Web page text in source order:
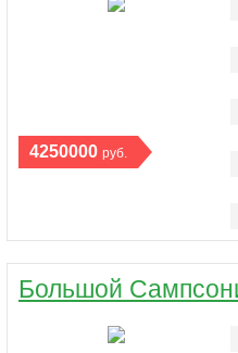
4250000 руб.
Большой